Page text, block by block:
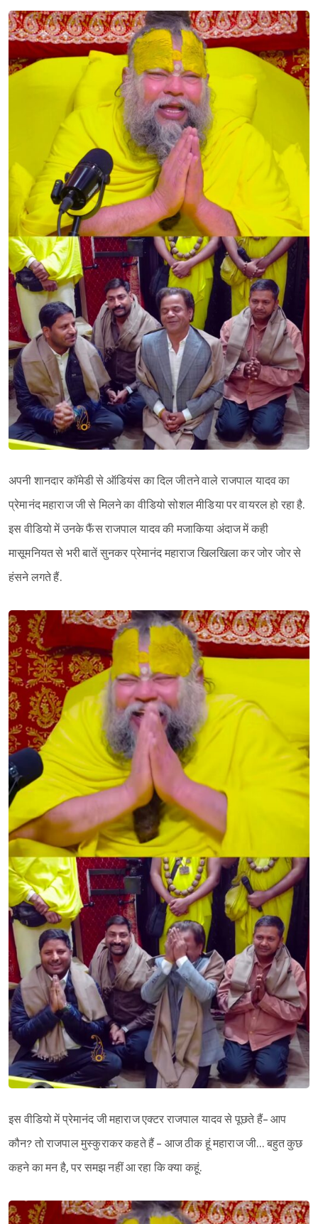
अपनी शानदार कॉमेडी से ऑडियंस का दिल जीतने वाले राजपाल यादव का
प्रेमानंद महाराज जी से मिलने का वीडियो सोशल मीडिया पर वायरल हो रहा है.
इस वीडियो में उनके फैंस राजपाल यादव की मजाकिया अंदाज में कही
मासूमनियत से भरी बातें सुनकर प्रेमानंद महाराज खिलखिला कर जोर जोर से
हंसने लगते हैं.
इस वीडियो में प्रेमानंद जी महाराज एक्टर राजपाल यादव से पूछते हैं- आप
कौन? तो राजपाल मुस्कुराकर कहते हैं - आज ठीक हूं महाराज जी… बहुत कुछ
कहने का मन है, पर समझ नहीं आ रहा कि क्या कहूं.